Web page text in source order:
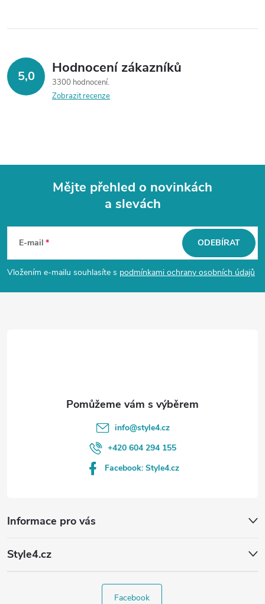
5,0 Hodnocení zákazníků
3300 hodnocení
Zobrazit recenze
p
Mějte přehled o novinkách
a slevách
E-mail
Vložením e-mailu souhlasíte s podmínkami ochrany osobních údajů
ODEBÍRAT
Informace pro vás
Style4.cz
info@style4.cz
+420 604 294 155
Facebook: Style4.cz
Facebook